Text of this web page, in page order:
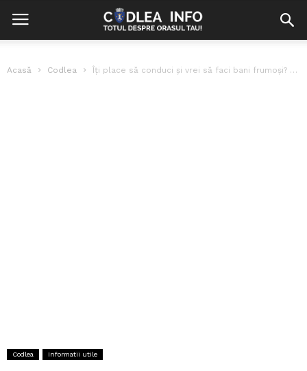
Acasă Codlea Îți place să conduci și vrei să faci bani frumoși? Te așteptăm...
Codlea Informatii utile